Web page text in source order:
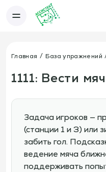
Книги
Тарифы
О сервисе
Отзывы
+7 978 793 21 93
Электронная почта:
info@assistent-trenera.ru
TelegramMAX
Главная База упражнений
1111: Вести
Задача игроков —
(станции 1 и 3) или
забить гол.
ведение мяча
поддерживать